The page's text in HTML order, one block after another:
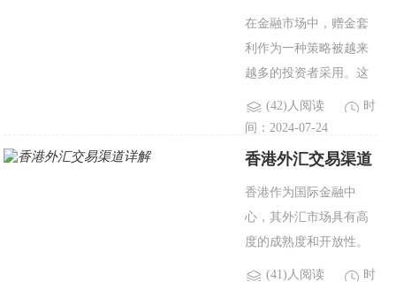
成本低，成为了全球交
易者的首选..
在金融市场中，赠金套
利作为一种策略被越来
越多的投资者采用。这
种策略利用了金融机构
在赠金活动中的优惠政
策，通过一定的手段实
尽管赠金套利看似是一
个简单..
(42)人阅读
时
间：2024-07-24
香港外汇交易渠道
香港作为国际金融中
心，其外汇市场具有高
度的成熟度和开放性。
交易者在香港进行外汇
(41)人阅读
时